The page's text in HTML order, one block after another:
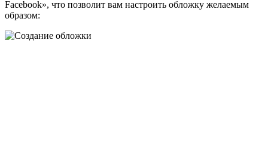
Facebook», что позволит вам настроить обложку желаемым
образом: